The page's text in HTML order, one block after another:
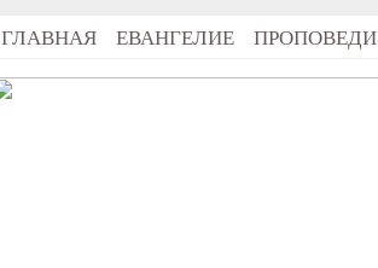
ГЛАВНАЯ ЕВАНГЕЛИЕ ПРОПОВЕДИ